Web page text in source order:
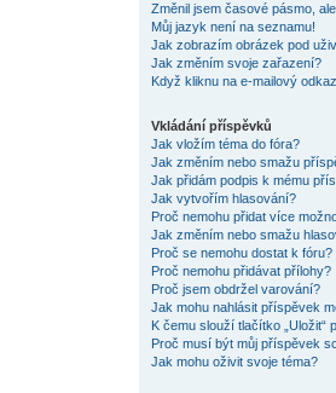
Změnil jsem časové pásmo,
Můj jazyk není na seznamu!
Jak zobrazím obrázek pod
Jak změním svoje zařazení?
Když kliknu na e-mailový
Vkládání příspěvků
Jak vložím téma do fóra?
Jak změním nebo smažu
Jak přidám podpis k mému
Jak vytvořím hlasování?
Proč nemohu přidat více
Jak změním nebo smažu
Proč se nemohu dostat k fóru?
Proč nemohu přidávat přílohy?
Proč jsem obdržel varování?
Jak mohu nahlásit příspěvek
K čemu slouží tlačítko „Uložit“
Proč musí být můj příspěvek
Jak mohu oživit svoje téma?